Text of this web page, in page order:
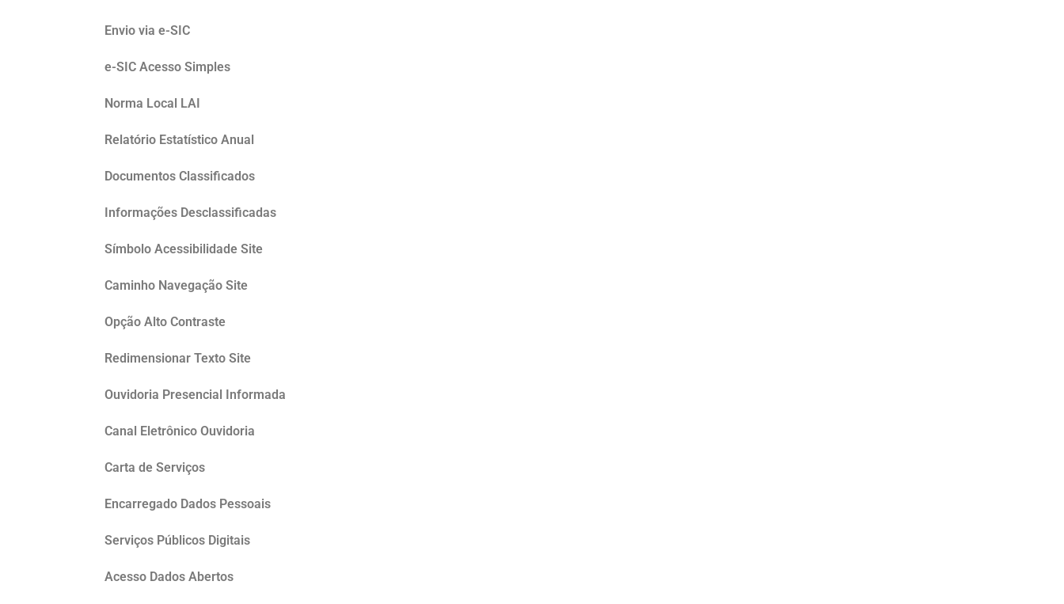
Envio via e-SIC
e-SIC Acesso Simples
Norma Local LAI
Relatório Estatístico Anual
Documentos Classificados
Informações Desclassificadas
Símbolo Acessibilidade Site
Caminho Navegação Site
Opção Alto Contraste
Redimensionar Texto Site
Ouvidoria Presencial Informada
Canal Eletrônico Ouvidoria
Carta de Serviços
Encarregado Dados Pessoais
Serviços Públicos Digitais
Acesso Dados Abertos